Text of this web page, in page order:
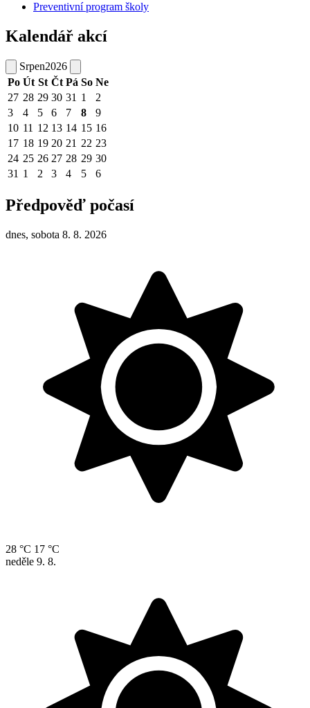
Preventivní program školy
Kalendář akcí
Srpen2026
Po Út St Čt Pá So Ne
27 28 29 30 31 1
2
3
4 5 6 7 8
9
10 11 12 13 14 15 16
17 18 19 20 21 22 23
24 25 26 27 28 29 30
31 1 2 3 4 5 6
Předpověď počasí
dnes, sobota 8. 8. 2026
28 °C 17 °C
neděle 9. 8.